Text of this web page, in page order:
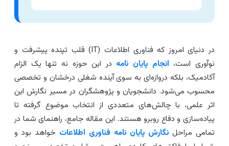
در دنیای امروز که فناوری اطلاعات (IT) قلب تپنده پیشرفت و
است،انجام پایان نامه در این حوزه نه تنها یک الزام
بلکه دروازه‌ای به سوی آینده شغلی درخشان و تخصصی
می‌شود. دانشجویان و پژوهشگران در مسیر نگارش این
علمی، با چالش‌های متعددی از انتخاب موضوع گرفته تا
و دفاع روبرو هستند. این مقاله جامع، راهنمای شما در
مراحلنگارش پایان نامه فناوری اطلاعاتخواهد بود و